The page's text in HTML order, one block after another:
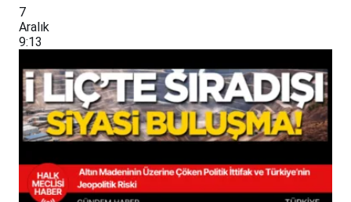
7
Aralık
9:13